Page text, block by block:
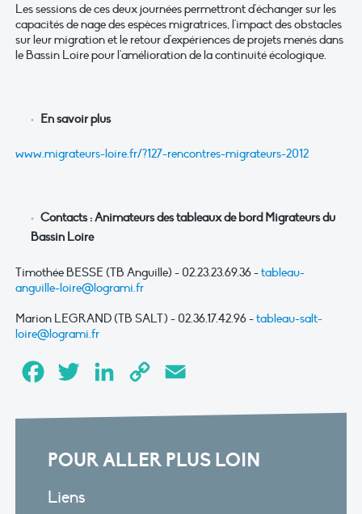
Les sessions de ces deux journées permettront d'échanger sur les
capacités de nage des espèces migratrices, l'impact des obstacles
sur leur migration et le retour d'expériences de projets menés dans
le Bassin Loire pour l'amélioration de la continuité écologique.
En savoir plus
www.migrateurs-loire.fr/?127-rencontres-migrateurs-2012
Contacts : Animateurs des tableaux de bord Migrateurs du
Bassin Loire
Timothée BESSE (TB Anguille) - 02.23.23.69.36 -tableau-
anguille-loire@logrami.fr
Marion LEGRAND (TB SALT) - 02.36.17.42.96 -tableau-salt-
loire@logrami.fr
FacebookTwitter LinkedInCopy
POUR ALLER PLUS LOIN
Liens